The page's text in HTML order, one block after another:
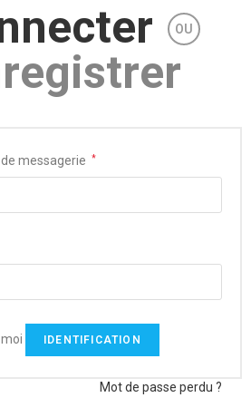
OU
messagerie *
IDENTIFICATION
Mot de passe perdu ?